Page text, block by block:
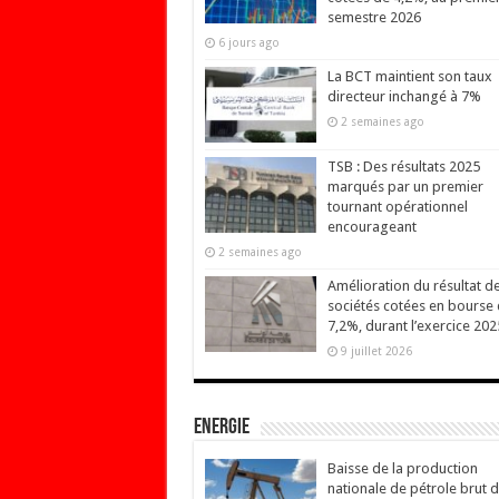
semestre 2026
6 jours ago
La BCT maintient son taux
directeur inchangé à 7%
2 semaines ago
TSB : Des résultats 2025
marqués par un premier
tournant opérationnel
encourageant
2 semaines ago
Amélioration du résultat
sociétés cotées en bourse
7,2%, durant l’exercice
9 juillet 2026
Energie
Baisse de la production
nationale de pétrole brut